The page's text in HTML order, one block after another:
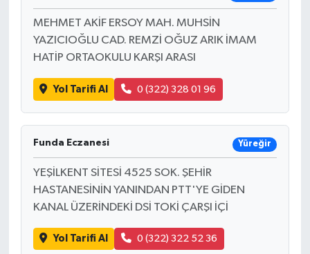
MEHMET AKİF ERSOY MAH. MUHSİN
YAZICIOĞLU CAD. REMZİ OĞUZ ARIK İMAM
HATİP ORTAOKULU KARŞI ARASI
Yol Tarifi Al 0 (322) 328 01 96
Funda Eczanesi Yüreğir
YEŞİLKENT SİTESİ 4525 SOK. ŞEHİR
HASTANESİNİN YANINDAN PTT'YE GİDEN
KANAL ÜZERİNDEKİ DSİ TOKİ ÇARŞI İÇİ
Yol Tarifi Al 0 (322) 322 52 36